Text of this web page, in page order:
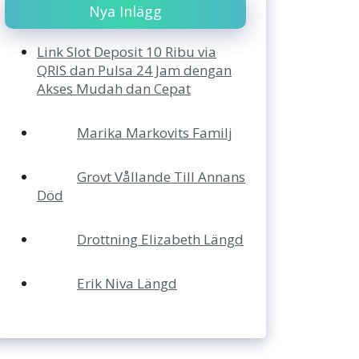
Nya Inlägg
Link Slot Deposit 10 Ribu via
QRIS dan Pulsa 24 Jam dengan
Akses Mudah dan Cepat
Marika Markovits Familj
Grovt Vållande Till Annans
Död
Drottning Elizabeth Längd
Erik Niva Längd